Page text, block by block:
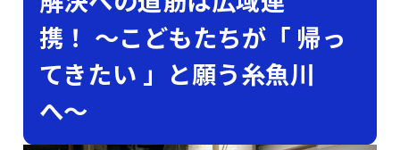
携！ 〜こどもたちが「 帰っ
てきたい 」と願う糸魚川
へ〜